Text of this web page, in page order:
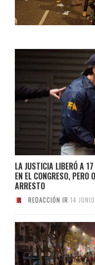
LA JUSTICIA LIBERÓ A
EN EL CONGRESO, PERO
ARRESTO
REDACCIÓN IR 14